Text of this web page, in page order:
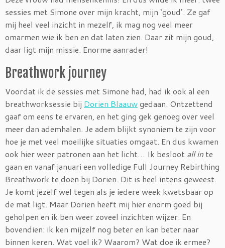
sessies met Simone over mijn kracht, mijn ‘goud’. Ze gaf
mij heel veel inzicht in mezelf, ik mag nog veel meer
omarmen wie ik ben en dat laten zien. Daar zit mijn goud,
daar ligt mijn missie. Enorme aanrader!
Breathwork journey
Voordat ik de sessies met Simone had, had ik ook al een
breathworksessie bij Dorien Blaauwgedaan. Ontzettend
gaaf om eens te ervaren, en het ging gek genoeg over veel
meer dan ademhalen. Je adem blijkt synoniem te zijn voor
hoe je met veel moeilijke situaties omgaat. En dus kwamen
ook hier weer patronen aan het licht… Ik besloot all in te
gaan en vanaf januari een volledige Full Journey Rebirthing
Breathwork te doen bij Dorien. Dit is heel intens geweest.
Je komt jezelf wel tegen als je iedere week kwetsbaar op
de mat ligt. Maar Dorien heeft mij hier enorm goed bij
geholpen en ik ben weer zoveel inzichten wijzer. En
bovendien: ik ken mijzelf nog beter en kan beter naar
binnen keren. Wat voel ik? Waarom? Wat doe ik ermee?